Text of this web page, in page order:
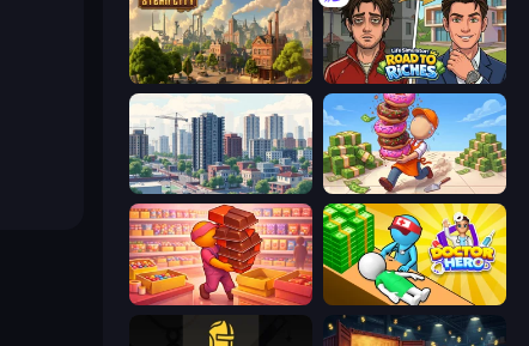
Steam City Life Simulator: Road to Riches
SuperCity 3D Donut Place
Candy Packing Store Doctor Hero